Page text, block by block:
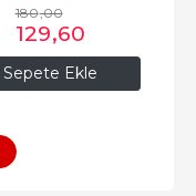
Sepete Ekle
180,00
129,60